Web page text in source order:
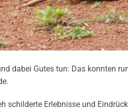
dabei Gutes tun: Das konnten
schilderte Erlebnisse und